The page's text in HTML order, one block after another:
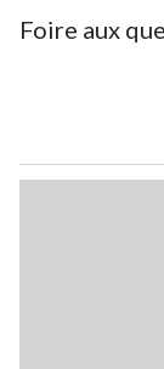
Foire aux